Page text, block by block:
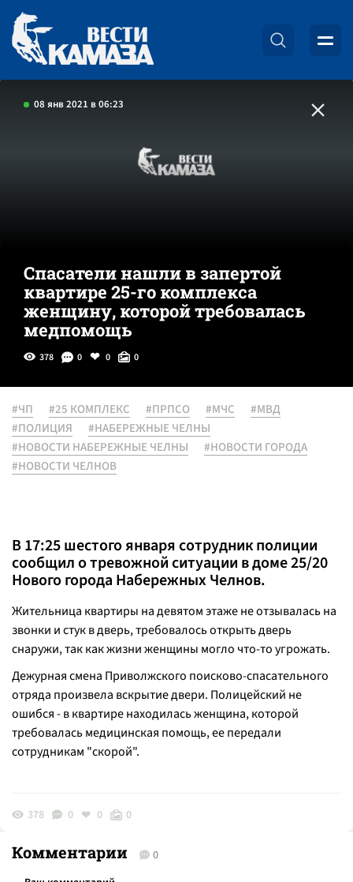
08 янв 2021 в 06:23
Спасатели нашли в запертой
квартире 25-го комплекса
женщину, которой требовалась
медпомощь
378 0 0 0
#ЧП #25 КОМПЛЕКС #ПРПСО #МЧС
#МВД
#ПОЛИЦИЯ
#НАБЕРЕЖНЫЕ ЧЕЛНЫ
#НОВОСТИ НАБЕРЕЖНЫЕ ЧЕЛНЫ
#НОВОСТИ ГОРОДА
#НОВОСТИ ЧЕЛНОВ
В 17:25 шестого января сотрудник полиции
сообщил о тревожной ситуации в доме 25/20
Нового города Набережных Челнов.
Жительница квартиры на девятом этаже не отзывалась на
звонки и стук в дверь, требовалось открыть дверь
снаружи, так как жизни женщины могло что-то угрожать.
Дежурная смена Приволжского поисково-спасательного
отряда произвела вскрытие двери. Полицейский не
ошибся - в квартире находилась женщина, которой
требовалась медицинская помощь, ее передали
сотрудникам "скорой".
378 0 0 0
Комментарии 0